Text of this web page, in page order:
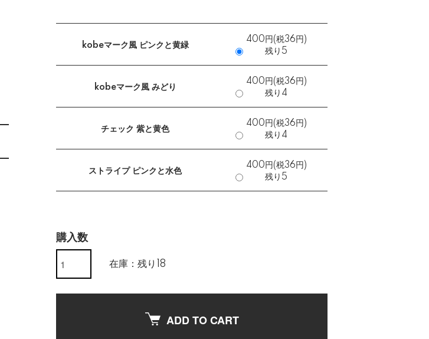
kobeマーク風 ピンクと黄緑
400円(税36円)
残り5
kobeマーク風 みどり
400円(税36円)
残り4
チェック 紫と黄色
400円(税36円)
残り4
ストライプ ピンクと水色
400円(税36円)
残り5
購入数
在庫：残り18
ADD TO CART